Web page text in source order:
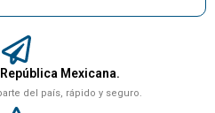
Mexicana.
del país, rápido y seguro.